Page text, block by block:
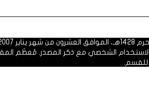
الشخصي مع ذكر المصدر. مُعظَم
للقسم.